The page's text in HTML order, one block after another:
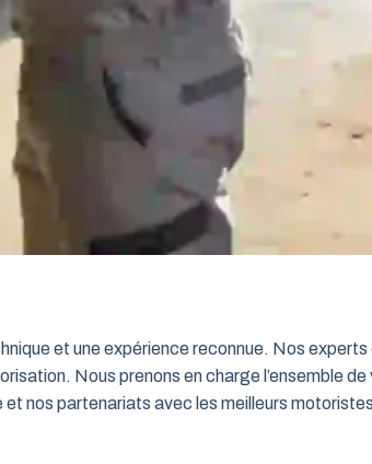
et une expérience reconnue. Nos
Nous prenons en charge l’ensemble
nos partenariats avec les meilleurs